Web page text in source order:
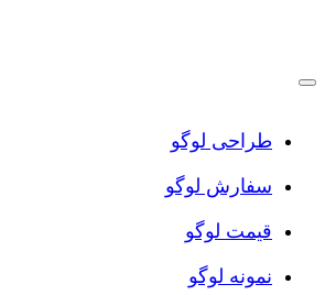
طراحی لوگو
سفارش لوگو
قیمت لوگو
نمونه لوگو